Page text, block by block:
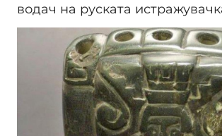
водач на руската